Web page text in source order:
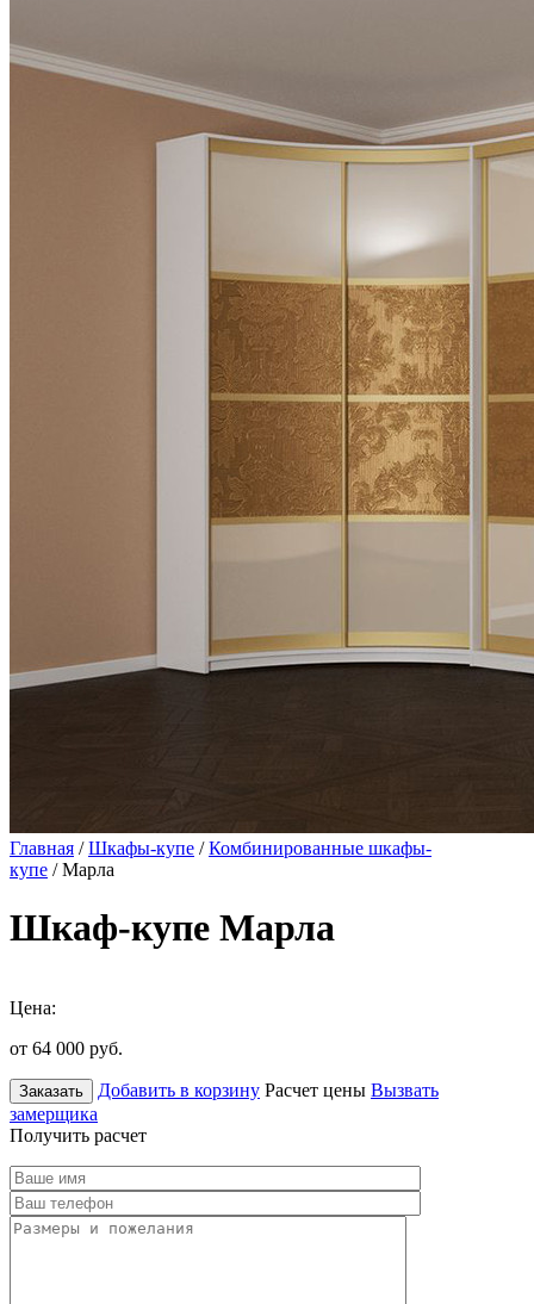
Главная /Шкафы-купе /Комбинированные шкафы-
купе / Марла
Шкаф-купе Марла
Цена:
от 64 000 руб.
Заказать Добавить в корзину Расчет цены Вызвать
замерщика
Получить расчет